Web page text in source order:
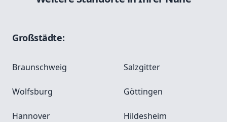
Großstädte:
Braunschweig Salzgitter
Wolfsburg Göttingen
Hannover Hildesheim